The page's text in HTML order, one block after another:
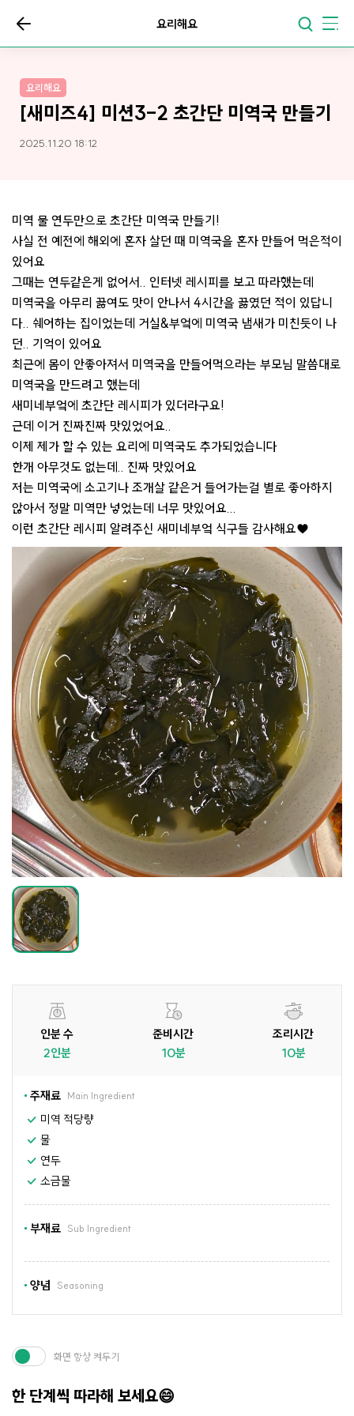
요리해요
요리해요
[새미즈4] 미션3-2 초간단 미역국 만들기
2025.11.20 18:12
미역 물 연두만으로 초간단 미역국 만들기!
사실 전 예전에 해외에 혼자 살던 때 미역국을 혼자 만들어 먹은적이
있어요
그때는 연두같은게 없어서.. 인터넷 레시피를 보고 따라했는데
미역국을 아무리 끓여도 맛이 안나서 4시간을 끓였던 적이 있답니
다.. 쉐어하는 집이었는데 거실&부엌에 미역국 냄새가 미친듯이 나
던.. 기억이 있어요
최근에 몸이 안좋아져서 미역국을 만들어먹으라는 부모님 말씀대로
미역국을 만드려고 했는데
새미네부엌에 초간단 레시피가 있더라구요!
근데 이거 진짜진짜 맛있었어요..
이제 제가 할 수 있는 요리에 미역국도 추가되었습니다
한개 아무것도 없는데.. 진짜 맛있어요
저는 미역국에 소고기나 조개살 같은거 들어가는걸 별로 좋아하지
않아서 정말 미역만 넣었는데 너무 맛있어요...
이런 초간단 레시피 알려주신 새미네부엌 식구들 감사해요♥️
인분 수
2인분
준비시간
10분
조리시간
10분
주재료 Main Ingredient
미역 적당량
물
연두
소금물
부재료 Sub Ingredient
양념 Seasoning
한 단계씩 따라해 보세요😄
화면 항상 켜두기